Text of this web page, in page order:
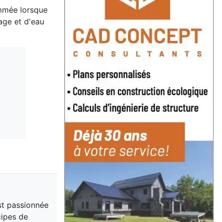
lorsque
et d'eau
passionnée
de